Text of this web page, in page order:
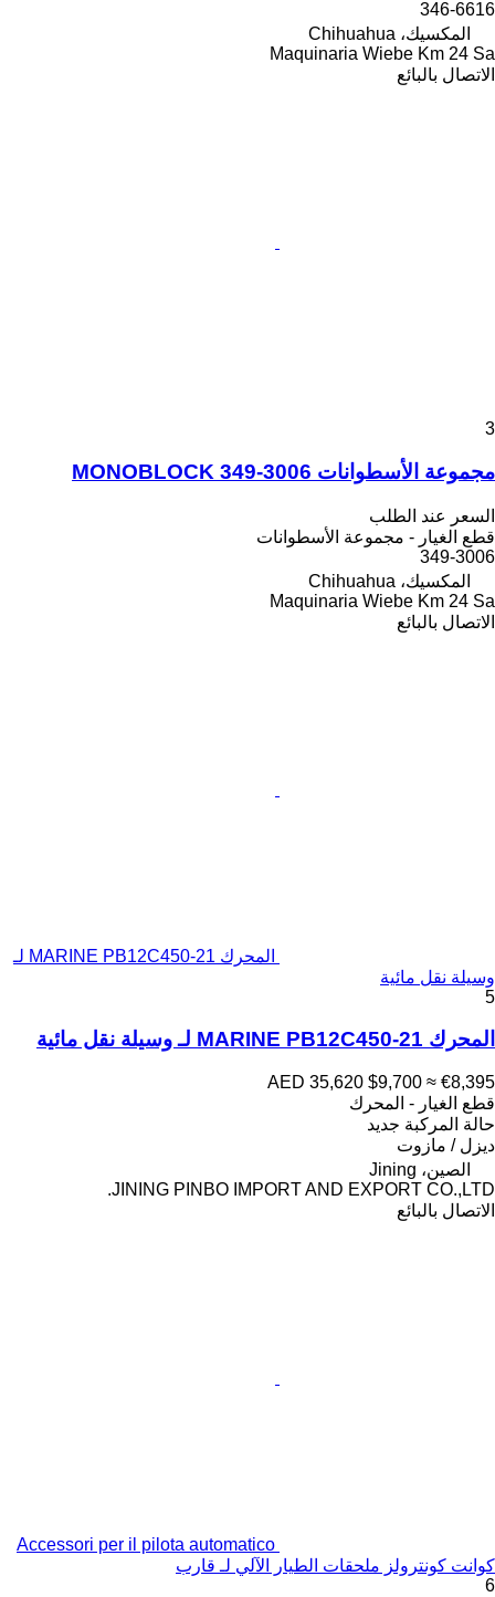
346-6616
المكسيك، Chihuahua
Maquinaria Wiebe Km 24 Sa
الاتصال بالبائع
3
مجموعة الأسطوانات MONOBLOCK 349-3006
السعر عند الطلب
قطع الغيار - مجموعة الأسطوانات
349-3006
المكسيك، Chihuahua
Maquinaria Wiebe Km 24 Sa
الاتصال بالبائع
المحرك MARINE PB12C450-21 لـ
وسيلة نقل مائية
5
المحرك MARINE PB12C450-21 لـ وسيلة نقل مائية
AED 35,620 $9,700 ≈ €8,395
قطع الغيار - المحرك
حالة المركبة جديد
ديزل / مازوت
الصين، Jining
JINING PINBO IMPORT AND EXPORT CO.,LTD.
الاتصال بالبائع
Accessori per il pilota automatico
كوانت كونترولز ملحقات الطيار الآلي لـ قارب
6